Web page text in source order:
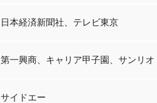
日本経済新聞社、テレビ東京
第一興商、キャリア甲子園、サンリオ
サイドエー